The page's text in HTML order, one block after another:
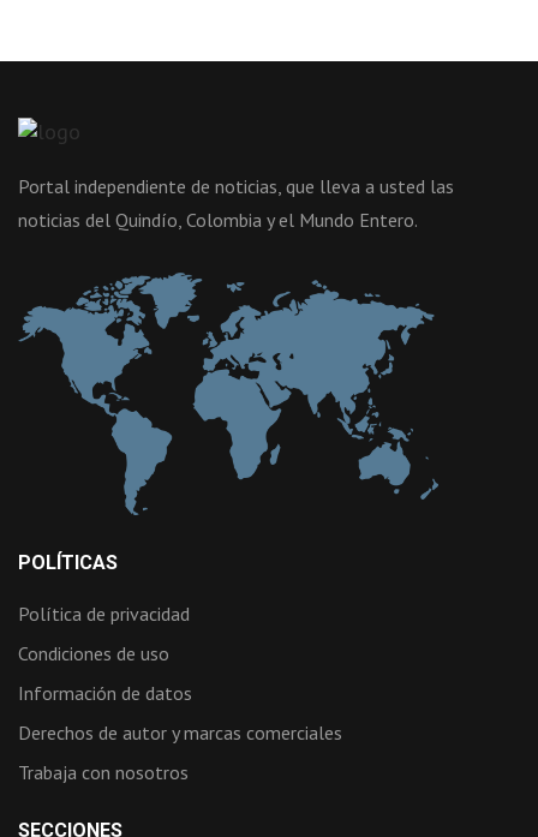
Portal independiente de noticias, que lleva a usted las
noticias del Quindío, Colombia y el Mundo Entero.
POLÍTICAS
Política de privacidad
Condiciones de uso
Información de datos
Derechos de autor y marcas comerciales
Trabaja con nosotros
SECCIONES